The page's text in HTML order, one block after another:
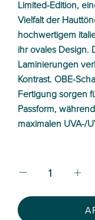
Limited-Edition,
Vielfalt der
hochwertigem
ihr ovales Design.
Laminierungen
Kontrast. OBE-
Fertigung sorgen
Passform,
maximalen UVA-/